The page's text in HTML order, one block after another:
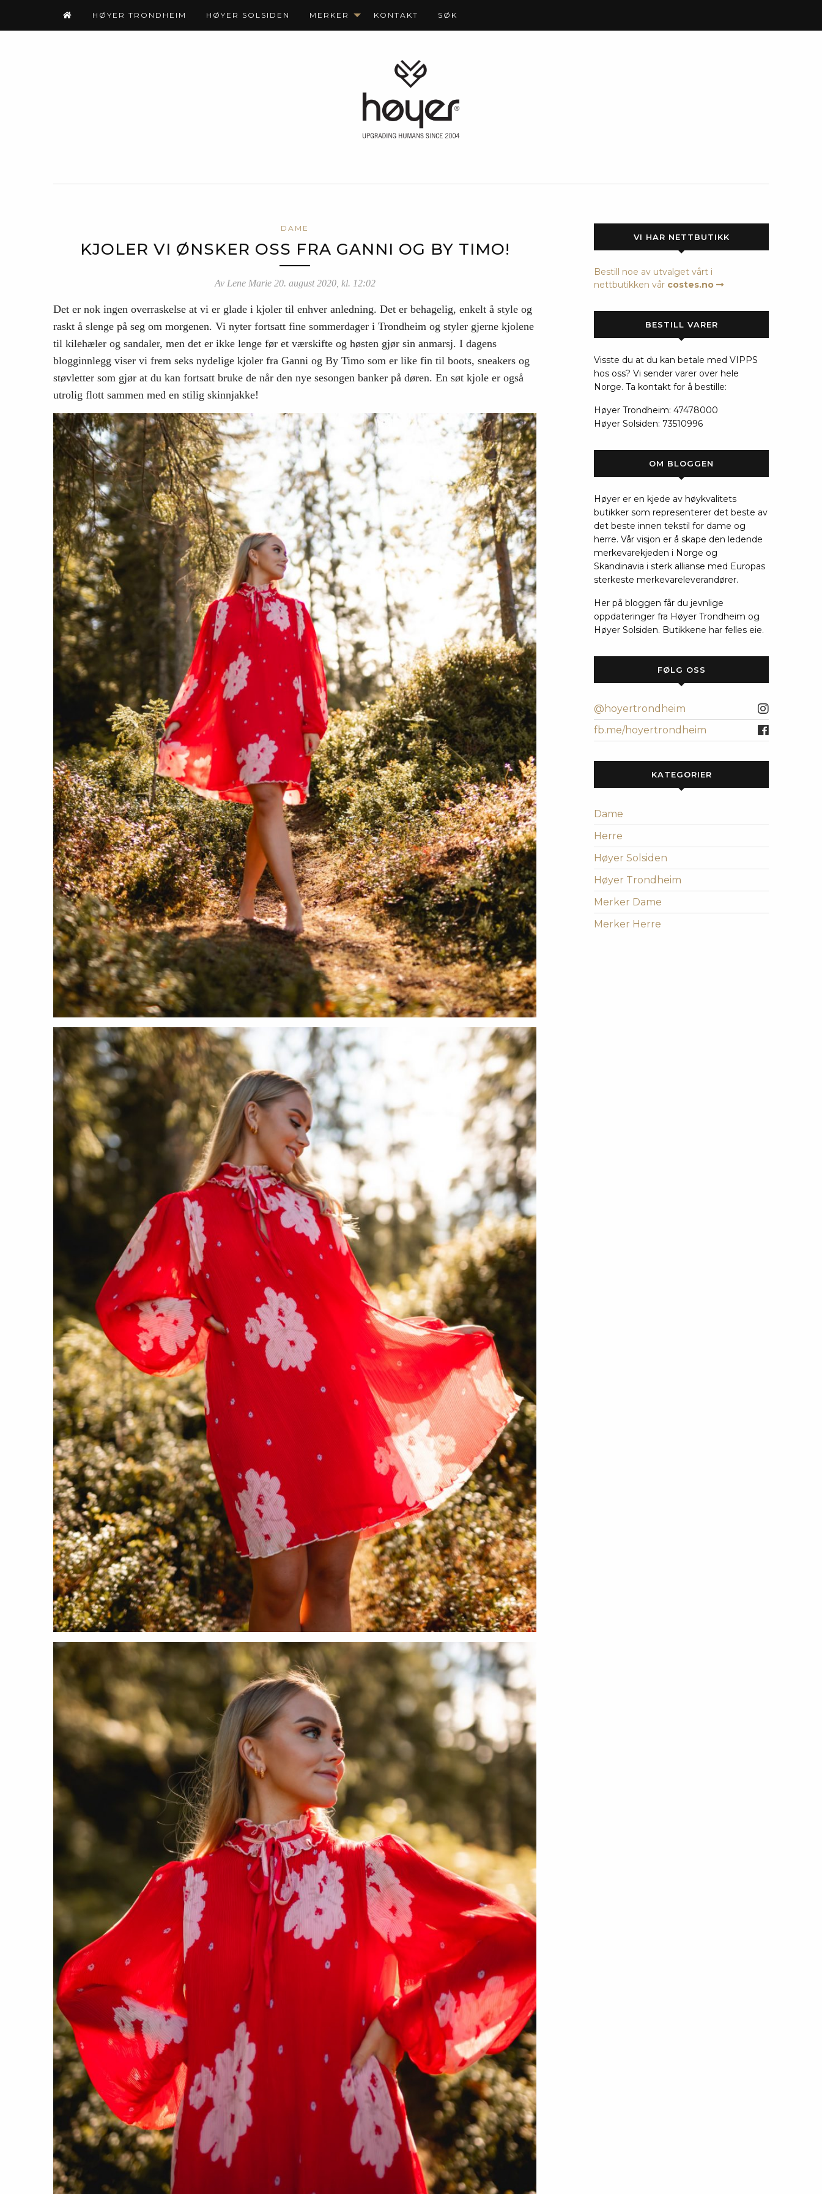
HØYER TRONDHEIM HØYER SOLSIDEN MERKER KONTAKT SØK
DAME
KJOLER VI ØNSKER OSS FRA GANNI OG BY TIMO!
Av Lene Marie 20. august 2020, kl. 12:02
Det er nok ingen overraskelse at vi er glade i kjoler til enhver anledning. Det er behagelig, enkelt å style og
raskt å slenge på seg om morgenen. Vi nyter fortsatt fine sommerdager i Trondheim og styler gjerne kjolene
til kilehæler og sandaler, men det er ikke lenge før et værskifte og høsten gjør sin anmarsj. I dagens
blogginnlegg viser vi frem seks nydelige kjoler fra Ganni og By Timo som er like fin til boots, sneakers og
støvletter som gjør at du kan fortsatt bruke de når den nye sesongen banker på døren. En søt kjole er også
utrolig flott sammen med en stilig skinnjakke!
VI HAR NETTBUTIKK
Bestill noe av utvalget vårt i
nettbutikken vår costes.no
BESTILL VARER
Visste du at du kan betale med VIPPS
hos oss? Vi sender varer over hele
Norge. Ta kontakt for å bestille:
Høyer Trondheim: 47478000
Høyer Solsiden: 73510996
OM BLOGGEN
Høyer er en kjede av høykvalitets
butikker som representerer det beste av
det beste innen tekstil for dame og
herre. Vår visjon er å skape den ledende
merkevarekjeden i Norge og
Skandinavia i sterk allianse med Europas
sterkeste merkevareleverandører.
Her på bloggen får du jevnlige
oppdateringer fra Høyer Trondheim og
Høyer Solsiden. Butikkene har felles eie.
FØLG OSS
@hoyertrondheim
fb.me/hoyertrondheim
KATEGORIER
Dame
Herre
Høyer Solsiden
Høyer Trondheim
Merker Dame
Merker Herre